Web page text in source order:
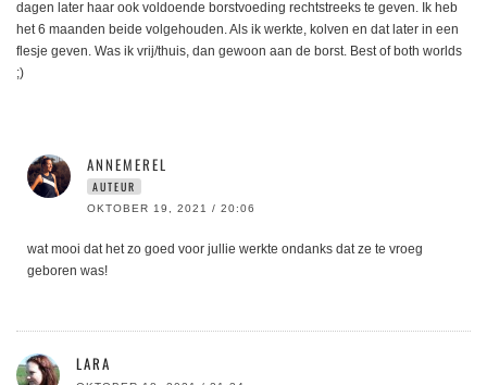
dagen later haar ook voldoende borstvoeding rechtstreeks te geven. Ik heb
het 6 maanden beide volgehouden. Als ik werkte, kolven en dat later in een
flesje geven. Was ik vrij/thuis, dan gewoon aan de borst. Best of both worlds
;)
ANNEMEREL
AUTEUR
OKTOBER 19, 2021 / 20:06
wat mooi dat het zo goed voor jullie werkte ondanks dat ze te vroeg
geboren was!
LARA